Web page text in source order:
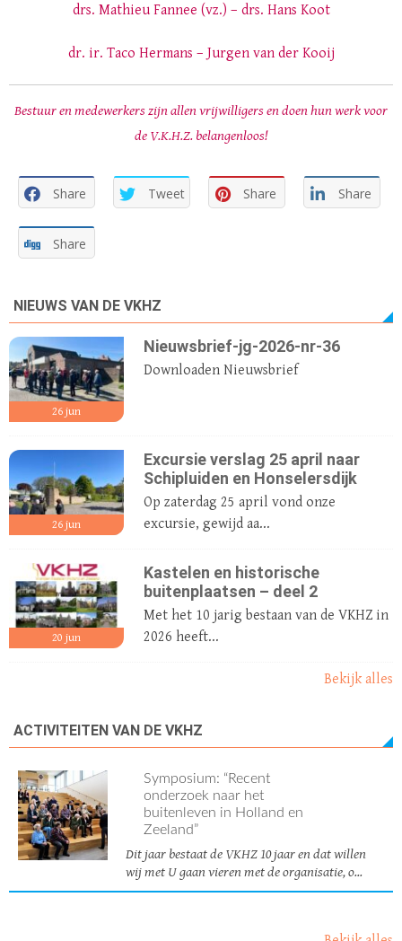
drs. Mathieu Fannee (vz.) – drs. Hans Koot
dr. ir. Taco Hermans – Jurgen van der Kooij
Bestuur en medewerkers zijn allen vrijwilligers en doen hun werk voor
de V.K.H.Z. belangenloos!
Share Tweet Share Share
Share
NIEUWS VAN DE VKHZ
26 jun
Nieuwsbrief-jg-2026-nr-36
Downloaden Nieuwsbrief
26 jun
Excursie verslag 25 april naar
Schipluiden en Honselersdijk
Op zaterdag 25 april vond onze
excursie, gewijd aa...
20 jun
Kastelen en historische
buitenplaatsen – deel 2
Met het 10 jarig bestaan van de VKHZ in
2026 heeft...
Bekijk alles
ACTIVITEITEN VAN DE VKHZ
Symposium: “Recent
onderzoek naar het
buitenleven in Holland en
Zeeland”
Dit jaar bestaat de VKHZ 10 jaar en dat willen
wij met U gaan vieren met de organisatie, o...